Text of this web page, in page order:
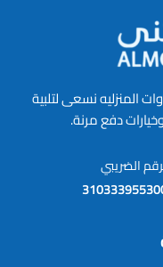
المنزليه نسعى لتلبية
دفع مرنة.
الضريبي